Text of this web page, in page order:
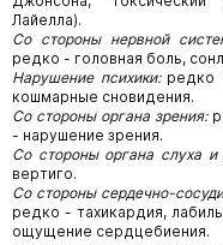
Лайелла).
Со стороны нервной
редко - головная боль,
Нарушение психики:редко -
кошмарные сновидения.
Со стороны органа зрения:
- нарушение зрения.
Со стороны органа слуха и
вертиго.
Со стороны сердечно-
редко - тахикардия,
ощущение сердцебиения.